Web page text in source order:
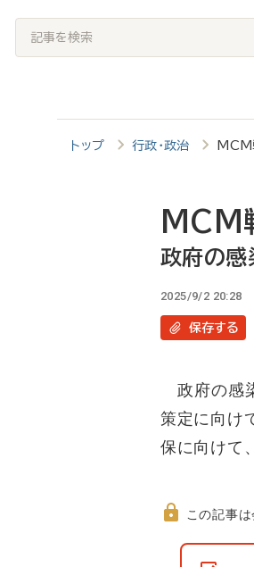
記
事
トップ 行政・政治
MCM
政府の感
2025/9/2 20:28
保存する
政府の感
策定に向け
保に向けて
この記事